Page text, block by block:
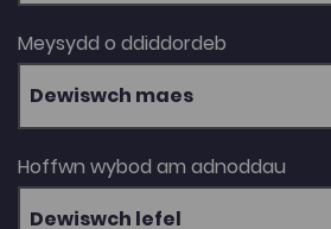
Meysydd o ddiddordeb
Dewiswch maes
Hoffwn wybod am adnoddau
Dewiswch lefel